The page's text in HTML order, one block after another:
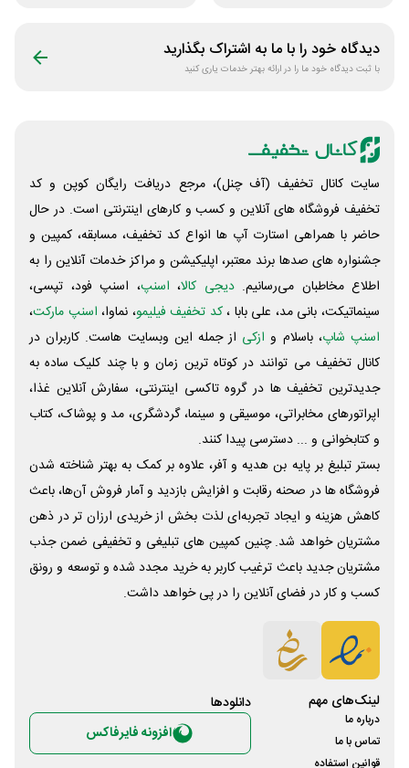
دیدگاه خود را با ما به اشتراک بگذارید
با ثبت دیدگاه خود ما را در ارائه بهتر خدمات یاری کنید
سایت کانال تخفیف (آف چنل)، مرجع دریافت رایگان کوپن و کد
تخفیف فروشگاه های آنلاین و کسب و‌ کارهای اینترنتی است. در حال
حاضر با همراهی استارت آپ ها انواع کد تخفیف، مسابقه، کمپین و
جشنواره های صدها برند معتبر، اپلیکیشن و مراکز خدمات آنلاین را به
اطلاع مخاطبان می‌رسانیم. دیجی کالا، اسنپ، اسنپ فود، تپسی،
سینماتیکت، بانی مد، علی‌ بابا ،کد تخفیف فیلیمو، نماوا، اسنپ مارکت،
اسنپ شاپ، باسلام و ازکی از جمله این وبسایت ‌هاست. کاربران در
کانال تخفیف می توانند در کوتاه ترین زمان و با چند کلیک ساده به
جدیدترین تخفیف ها در گروه تاکسی اینترنتی، سفارش آنلاین غذا،
اپراتورهای مخابراتی، موسیقی و سینما، گردشگری، مد و پوشاک، کتاب
و کتابخوانی و ... دسترسی پیدا کنند.
بستر تبلیغ بر پایه بن هدیه و آفر، علاوه بر کمک به بهتر شناخته شدن
فروشگاه ها در صحنه رقابت و افزایش بازدید و آمار فروش آن‌ها، باعث
کاهش هزینه و ایجاد تجربه‌ای لذت بخش از خریدی ارزان تر در ذهن
مشتریان خواهد شد. چنین کمپین های تبلیغی و تخفیفی ضمن جذب
مشتریان جدید باعث ترغیب کاربر به خرید مجدد شده و توسعه و رونق
کسب و کار در فضای آنلاین را در پی خواهد داشت.
لینک‌های مهم
درباره ما
تماس با ما
قوانین استفاده
دانلود‌ها
افزونه فایرفاکس